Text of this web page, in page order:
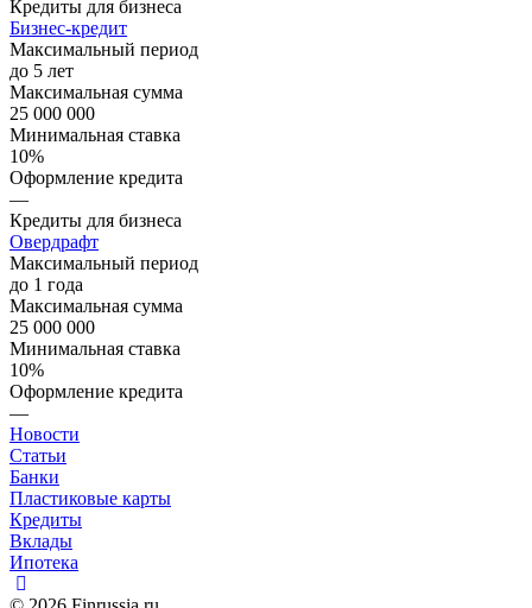
Кредиты для бизнеса
Бизнес-кредит
Максимальный период
до 5 лет
Максимальная сумма
25 000 000
Минимальная ставка
10%
Оформление кредита
—
Кредиты для бизнеса
Овердрафт
Максимальный период
до 1 года
Максимальная сумма
25 000 000
Минимальная ставка
10%
Оформление кредита
—
Новости
Статьи
Банки
Пластиковые карты
Кредиты
Вклады
Ипотека